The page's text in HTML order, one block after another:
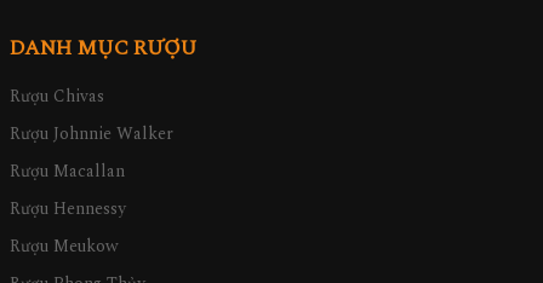
DANH MỤC RƯỢU
Rượu Chivas
Rượu Johnnie Walker
Rượu Macallan
Rượu Hennessy
Rượu Meukow